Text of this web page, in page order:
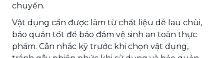
chuyển.
Vật dụng cần được làm từ chất liệu dễ lau chùi,
bảo quản tốt để bảo đảm vệ sinh an toàn thực
phẩm. Cân nhắc kỹ trước khi chọn vật dụng,